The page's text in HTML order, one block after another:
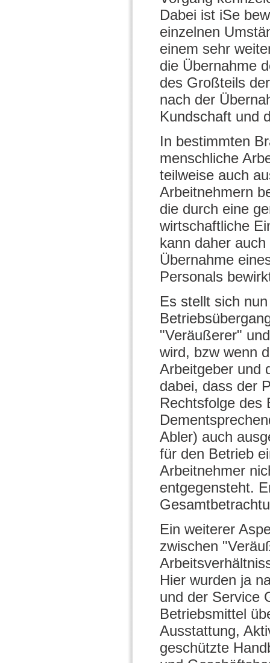
Dabei ist iSe
einzelnen
einem sehr
die Übernahme
des Großteils
nach der
Kundschaft und
In bestimmten
menschliche
teilweise auch
Arbeitnehmern
die durch eine
wirtschaftliche
kann daher
Übernahme
Personals
Es stellt sich
"Veräußerer"
wird, bzw wenn
Arbeitgeber und
dabei, dass der
Rechtsfolge des
Abler) auch
für den Betrieb
Arbeitnehmer
entgegensteht.
Ein weiterer
zwischen
Hier wurden ja
und der Service
Betriebsmittel
Ausstattung,
geschützte